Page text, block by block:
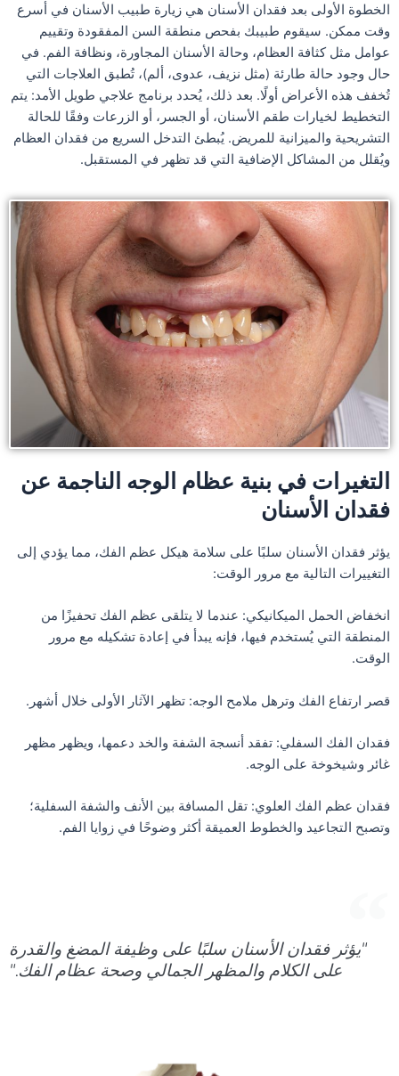
الخطوة الأولى بعد فقدان الأسنان هي زيارة طبيب الأسنان في أسرع
وقت ممكن. سيقوم طبيبك بفحص منطقة السن المفقودة وتقييم
عوامل مثل كثافة العظام، وحالة الأسنان المجاورة، ونظافة الفم. في
حال وجود حالة طارئة (مثل نزيف، عدوى، ألم)، تُطبق العلاجات التي
تُخفف هذه الأعراض أولًا. بعد ذلك، يُحدد برنامج علاجي طويل الأمد: يتم
التخطيط لخيارات طقم الأسنان، أو الجسر، أو الزرعات وفقًا للحالة
التشريحية والميزانية للمريض. يُبطئ التدخل السريع من فقدان العظام
ويُقلل من المشاكل الإضافية التي قد تظهر في المستقبل.
التغيرات في بنية عظام الوجه الناجمة عن
فقدان الأسنان
يؤثر فقدان الأسنان سلبًا على سلامة هيكل عظم الفك، مما يؤدي إلى
التغييرات التالية مع مرور الوقت:
انخفاض الحمل الميكانيكي: عندما لا يتلقى عظم الفك تحفيزًا من
المنطقة التي يُستخدم فيها، فإنه يبدأ في إعادة تشكيله مع مرور
الوقت.
قصر ارتفاع الفك وترهل ملامح الوجه: تظهر الآثار الأولى خلال أشهر.
فقدان الفك السفلي: تفقد أنسجة الشفة والخد دعمها، ويظهر مظهر
غائر وشيخوخة على الوجه.
فقدان عظم الفك العلوي: تقل المسافة بين الأنف والشفة السفلية؛
وتصبح التجاعيد والخطوط العميقة أكثر وضوحًا في زوايا الفم.
"يؤثر فقدان الأسنان سلبًا على وظيفة المضغ والقدرة
على الكلام والمظهر الجمالي وصحة عظام الفك."